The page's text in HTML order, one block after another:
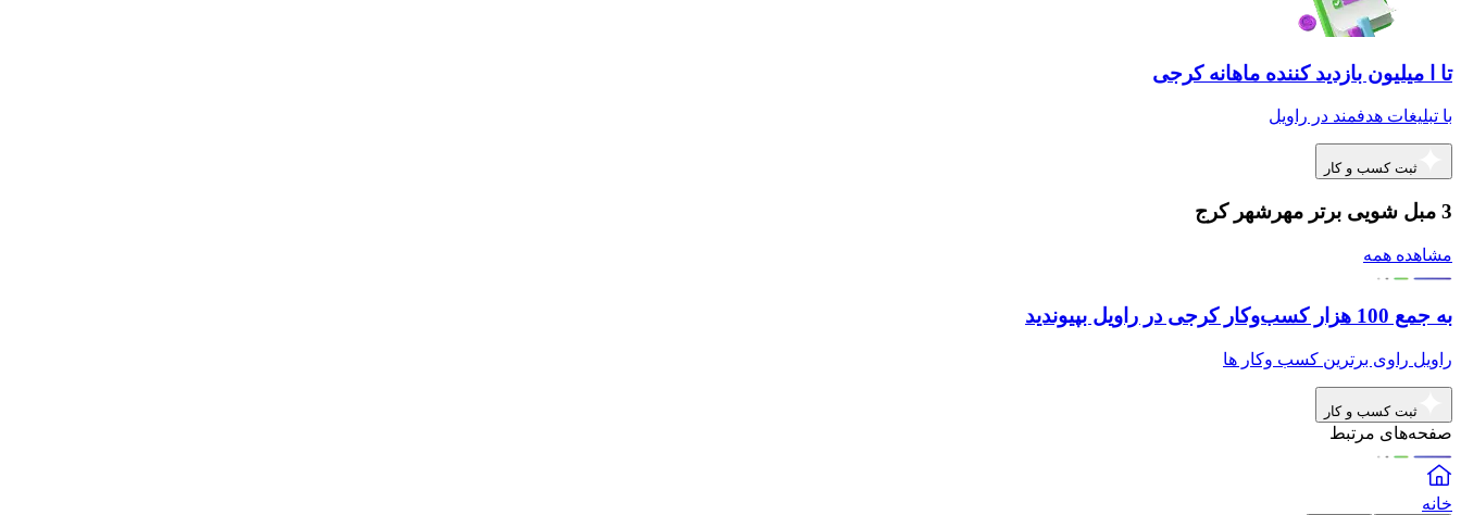
تا ا میلیون بازدید کننده ماهانه کرجی
با تبلیغات هدفمند در راویل
ثبت کسب و کار
3 مبل شویی برتر مهرشهر کرج
مشاهده همه
به جمع 100 هزار کسب‌وکار کرجی در راویل بپیوندید
راویل راوی برترین کسب وکار ها
ثبت کسب و کار
صفحه‌های مرتبط
خانه